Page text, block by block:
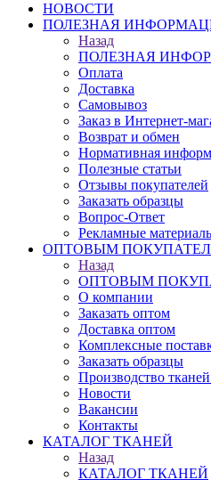
НОВОСТИ
ПОЛЕЗНАЯ
Назад
ПОЛЕЗНАЯ
Оплата
Доставка
Самовывоз
Заказ в Интернет-
Возврат и обмен
Нормативная
Полезные статьи
Отзывы покупателей
Заказать образцы
Вопрос-Ответ
Рекламные
ОПТОВЫМ
Назад
ОПТОВЫМ
О компании
Заказать оптом
Доставка оптом
Комплексные
Заказать образцы
Производство тканей
Новости
Вакансии
Контакты
КАТАЛОГ ТКАНЕЙ
Назад
КАТАЛОГ ТКАНЕЙ